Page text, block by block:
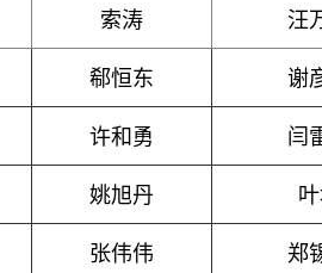
索涛
汪
郗恒东
谢
许和勇
闫
姚旭丹
张伟伟
郑